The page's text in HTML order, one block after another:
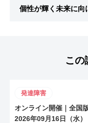
すればいいか悩ん
進学を楽しみにし
ので、子どもたち
に整理・ご提案し
れたことで、金銭
個性が輝く未来に向
性をつぶしてしま
今・これからの教
ーバルに活躍でき
が明確に。お子さ
この
発達障害
オンライン開催｜全国
2026年09月16日（水）